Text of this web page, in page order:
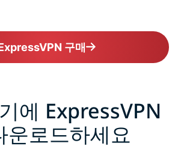
구매
에 ExpressVPN
운로드하세요